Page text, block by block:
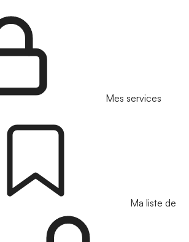
Mes services
Ma liste de